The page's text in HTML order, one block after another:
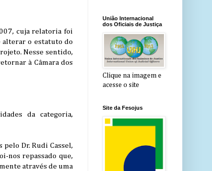
cuja relatoria foi
alterar o estatuto do
Nesse sentido,
à Câmara dos
da categoria,
pelo Dr. Rudi Cassel,
nos repassado que,
através de uma
União Internacional
dos Oficiais de Justiça
Clique na imagem e
acesse o site
Site da Fesojus